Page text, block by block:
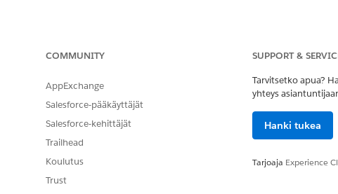
syöttää työtyyppi ja palveluresurssi odotuslistatietueelle. Jos syötät
käyttöön.
odotuslistojen hallintaa.
COMMUNITY
AppExchange
Salesforce-pääkäyttäjät
Salesforce-kehittäjät
Trailhead
Koulutus
Trust
SUPPORT &
Tarvitsetko apua?
yhteys
Hanki tukea
Tarjoaja Experience